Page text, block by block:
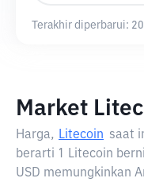
Terakhir diperbarui:
Market
Harga, Litecoin saat
berarti 1 Litecoin
USD memungkinkan